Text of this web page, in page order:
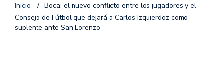
Inicio / Boca: el nuevo conflicto entre los jugadores y el
Consejo de Fútbol que dejará a Carlos Izquierdoz como
suplente ante San Lorenzo